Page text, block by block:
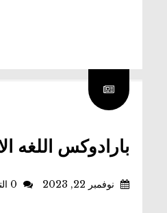
بارادوكس اللغه
نوفمبر 22, 2023 0 التعليقات